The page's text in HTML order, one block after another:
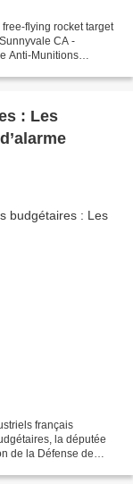
flying rocket target
CA -
Anti-Munitions
: Les
français
la députée
de la Défense de